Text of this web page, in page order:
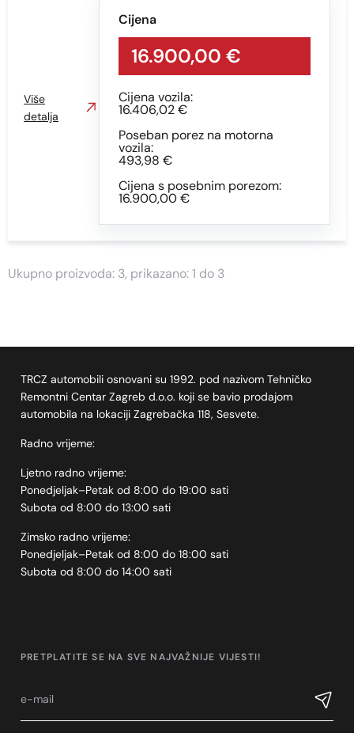
Cijena
16.900,00 €
Cijena vozila:
16.406,02 €
Poseban porez na motorna
vozila:
493,98 €
Cijena s posebnim porezom:
16.900,00 €
Više
detalja
Ukupno proizvoda: 3, prikazano: 1 do 3
TRCZ automobili osnovani su 1992. pod nazivom Tehničko
Remontni Centar Zagreb d.o.o. koji se bavio prodajom
automobila na lokaciji Zagrebačka 118, Sesvete.
Radno vrijeme:
Ljetno radno vrijeme:
Ponedjeljak–Petak od 8:00 do 19:00 sati
Subota od 8:00 do 13:00 sati
Zimsko radno vrijeme:
Ponedjeljak–Petak od 8:00 do 18:00 sati
Subota od 8:00 do 14:00 sati
PRETPLATITE SE NA SVE NAJVAŽNIJE VIJESTI!